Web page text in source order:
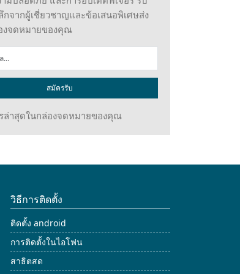
กจากผู้เชี่ยวชาญและข้อเสนอพิเศษส่ง
งจดหมายของคุณ
สมัครรับ
ล่าสุดในกล่องจดหมายของคุณ
วิธีการติดตั้ง
ติดตั้ง android
การติดตั้งในไอโฟน
สาธิตสด